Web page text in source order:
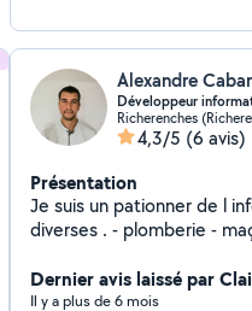
Alexandre
Développeur
Richerenches
4,3/5 (6 avis)
Présentation
Je suis un pationner de l
diverses . - plomberie - maçonnerie - carrelage - petit
informatique
Dernier avis laissé par
Il y a plus de 6 mois